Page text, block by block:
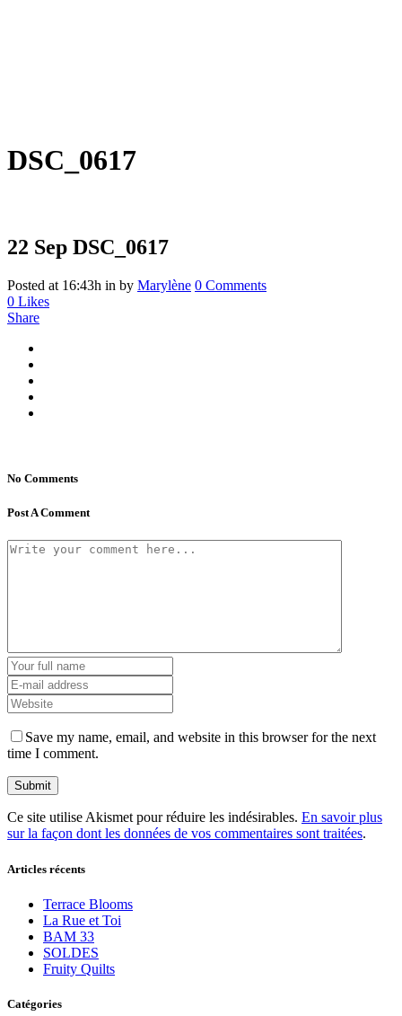
DSC_0617
22 Sep DSC_0617
Posted at 16:43h in by Marylène 0 Comments
0 Likes
Share
No Comments
Post A Comment
Save my name, email, and website in this browser for the next
time I comment.
Ce site utilise Akismet pour réduire les indésirables. En savoir plus
sur la façon dont les données de vos commentaires sont traitées.
Articles récents
Terrace Blooms
La Rue et Toi
BAM 33
SOLDES
Fruity Quilts
Catégories